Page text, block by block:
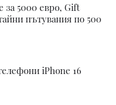
за 5000 евро, Gift
пътувания по 500
iPhone 16